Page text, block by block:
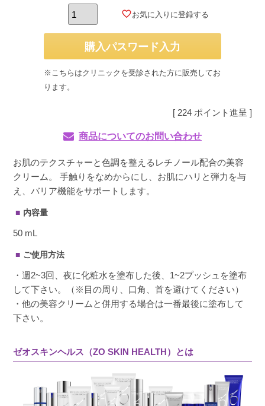
お気に入りに登録する
購入パスワード入力
※こちらはクリニックを受診された方に販売してお
ります。
[ 224 ポイント進呈 ]
商品についてのお問い合わせ
お肌のテクスチャーと色調を整えるレチノール配合の美容
クリーム。 手触りをなめからにし、お肌にハリと弾力を与
え、バリア機能をサポートします。
内容量
50 mL
ご使用方法
・週2~3回、夜に化粧水を塗布した後、1~2プッシュを塗布
して下さい。（※目の周り、口角、首を避けてください）
・他の美容クリームと併用する場合は一番最後に塗布して
下さい。
ゼオスキンヘルス（ZO SKIN HEALTH）とは